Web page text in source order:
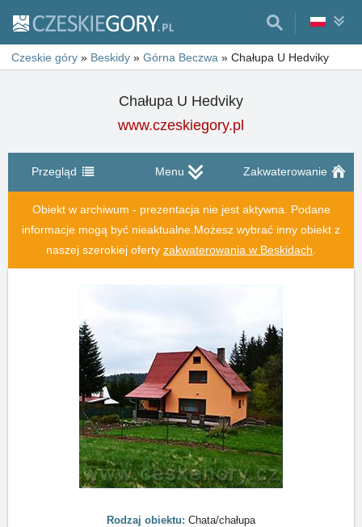
Czeskie góry » Beskidy » Górna Beczwa » Chałupa U Hedviky
Chałupa U Hedviky
www.czeskiegory.pl
Przegląd Menu Zakwaterowanie
Obiekt w archiwum - prezentacja nie jest aktywna. Podane
informacje mogą być nieaktualne. Możesz wybrać inny obiekt z
naszej szerokiej oferty zakwaterowania w Beskidach
Rodzaj obiektu: Chata/chałupa